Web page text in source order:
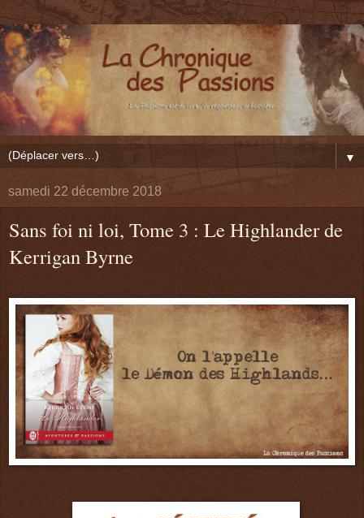
▼
samedi 22 décembre 2018
Sans foi ni loi, Tome 3 : Le Highlander de
Kerrigan Byrne